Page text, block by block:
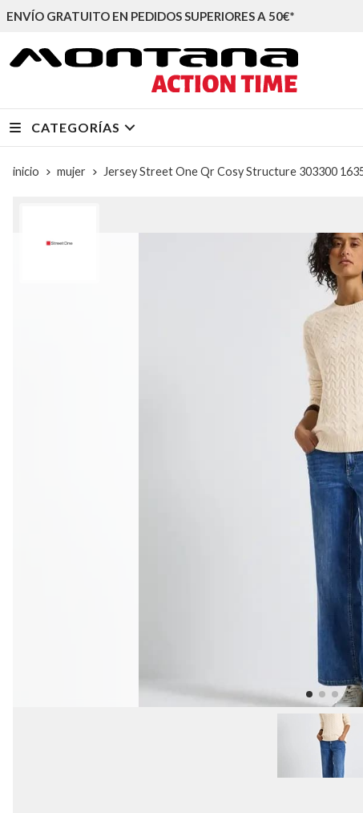
ENVÍO GRATUITO EN PEDIDOS SUPERIORES A 50€*
CATEGORÍAS
inicio mujer Jersey Street One Qr Cosy Structure 303300